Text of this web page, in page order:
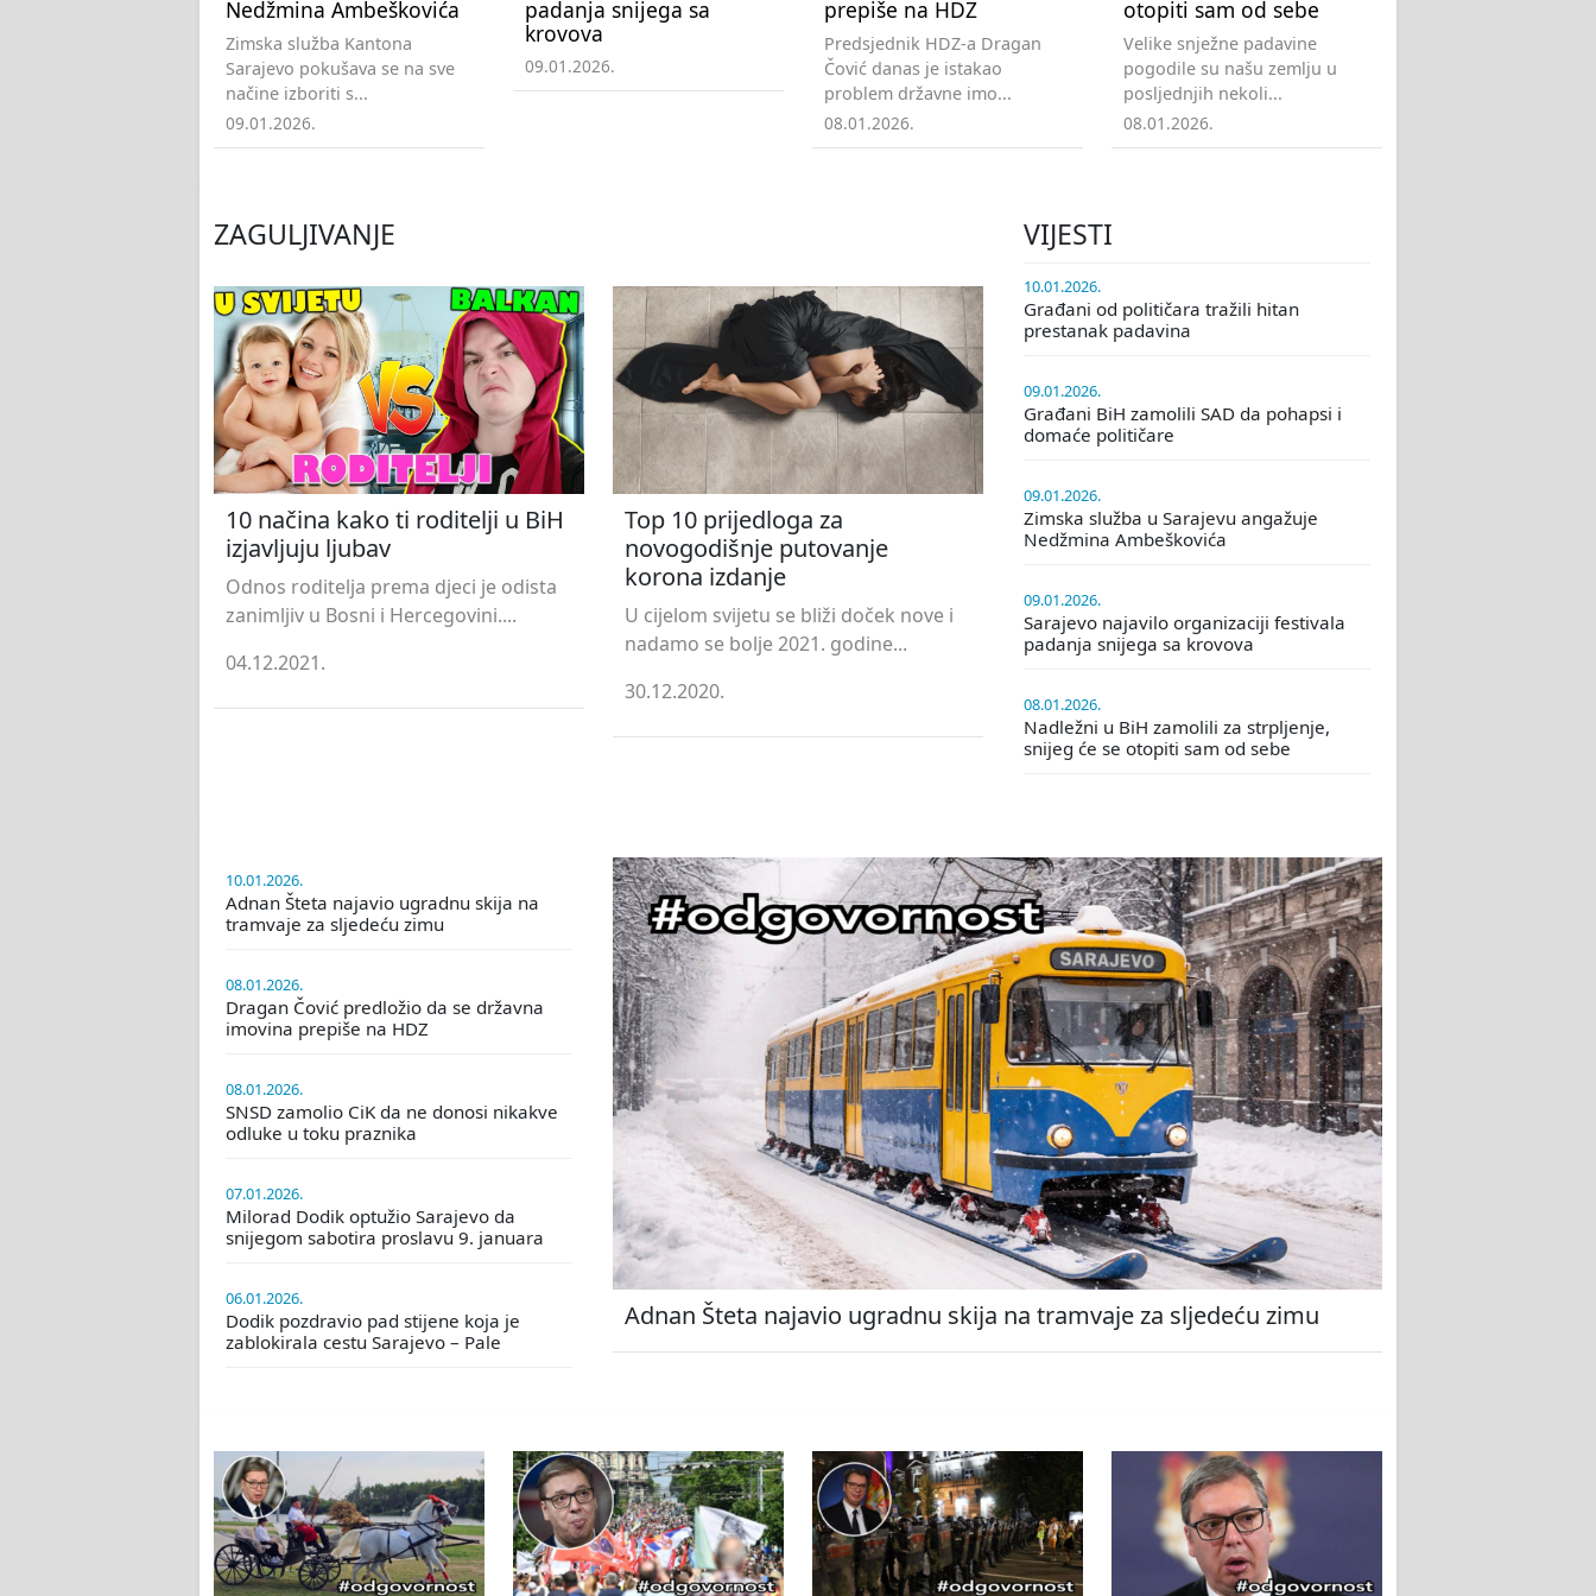
Nedžmina Ambeškovića
Zimska služba Kantona
Sarajevo pokušava se na sve
načine izboriti s...
09.01.2026.
padanja snijega sa
krovova
09.01.2026.
prepiše na HDZ
Predsjednik HDZ-a Dragan
Čović danas je istakao
problem državne imo...
08.01.2026.
otopiti sam od sebe
Velike snježne padavine
pogodile su našu zemlju u
posljednjih nekoli...
08.01.2026.
ZAGULJIVANJE
10 načina kako ti roditelji u BiH
izjavljuju ljubav
Odnos roditelja prema djeci je odista
zanimljiv u Bosni i Hercegovini....
04.12.2021.
Top 10 prijedloga za
novogodišnje putovanje
korona izdanje
U cijelom svijetu se bliži doček nove i
nadamo se bolje 2021. godine...
30.12.2020.
VIJESTI
10.01.2026.
Građani od političara tražili hitan
prestanak padavina
09.01.2026.
Građani BiH zamolili SAD da pohapsi i
domaće političare
09.01.2026.
Zimska služba u Sarajevu angažuje
Nedžmina Ambeškovića
09.01.2026.
Sarajevo najavilo organizaciji festivala
padanja snijega sa krovova
08.01.2026.
Nadležni u BiH zamolili za strpljenje,
snijeg će se otopiti sam od sebe
10.01.2026.
Adnan Šteta najavio ugradnu skija na
tramvaje za sljedeću zimu
08.01.2026.
Dragan Čović predložio da se državna
imovina prepiše na HDZ
08.01.2026.
SNSD zamolio CiK da ne donosi nikakve
odluke u toku praznika
07.01.2026.
Milorad Dodik optužio Sarajevo da
snijegom sabotira proslavu 9. januara
06.01.2026.
Dodik pozdravio pad stijene koja je
zablokirala cestu Sarajevo – Pale
Adnan Šteta najavio ugradnu skija na tramvaje za sljedeću zimu